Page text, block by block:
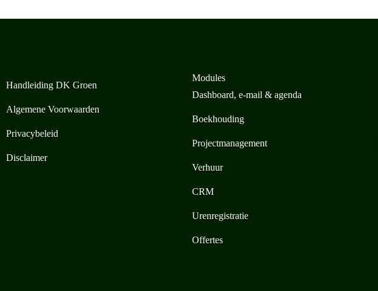
Handleiding DK Groen
Algemene Voorwaarden
Privacybeleid
Disclaimer
Modules
Dashboard, e-mail & agenda
Boekhouding
Projectmanagement
Verhuur
CRM
Urenregistratie
Offertes